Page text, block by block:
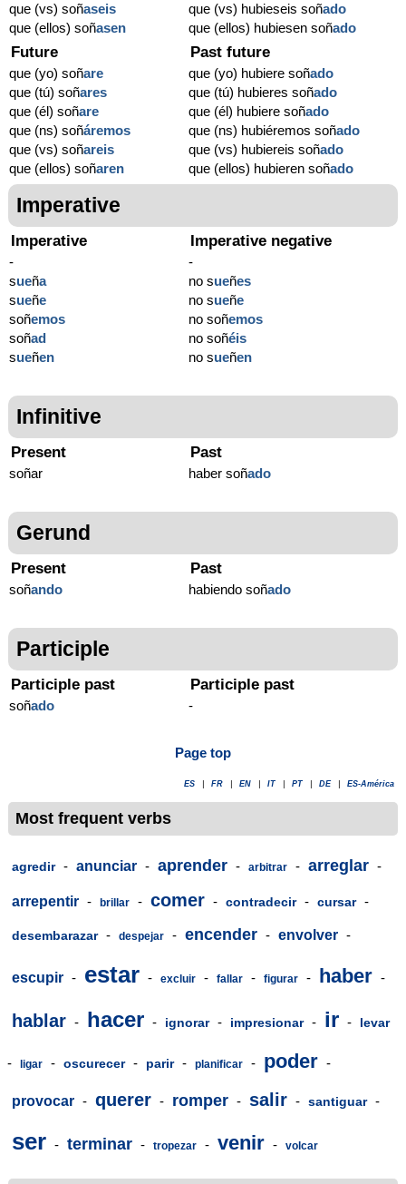
que (vs) soñaseis
que (ellos) soñasen
que (vs) hubieseis soñado
que (ellos) hubiesen soñado
Future
que (yo) soñare
que (tú) soñares
que (él) soñare
que (ns) soñáremos
que (vs) soñareis
que (ellos) soñaren
Past future
que (yo) hubiere soñado
que (tú) hubieres soñado
que (él) hubiere soñado
que (ns) hubiéremos soñado
que (vs) hubiereis soñado
que (ellos) hubieren soñado
Imperative
Imperative
-
sueña
sueñe
soñemos
soñad
sueñen
Imperative negative
-
no sueñes
no sueñe
no soñemos
no soñéis
no sueñen
Infinitive
Present
soñar
Past
haber soñado
Gerund
Present
soñando
Past
habiendo soñado
Participle
Participle past
soñado
Participle past
-
Page top
ES FR EN IT PT DE ES-América
Most frequent verbs
agredir - anunciar - aprender - arbitrar - arreglar -
arrepentir - brillar - comer - contradecir - cursar -
desembarazar - despejar - encender - envolver -
escupir - estar - excluir - fallar - figurar - haber -
hablar - hacer - ignorar - impresionar - ir - levar
- ligar - oscurecer - parir - planificar - poder -
provocar - querer - romper - salir - santiguar -
ser - terminar - tropezar - venir - volcar